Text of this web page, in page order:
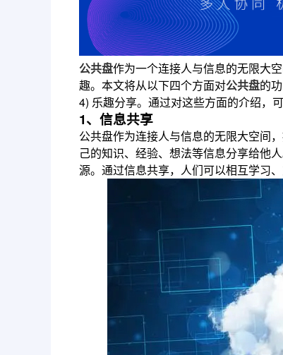
公共盘作为一个连接人与信息的无限大
趣。本文将从以下四个方面对公共盘的
4) 乐趣分享。通过对这些方面的介绍，
1、信息共享
公共盘作为连接人与信息的无限大空间
己的知识、经验、想法等信息分享给他
源。通过信息共享，人们可以相互学习